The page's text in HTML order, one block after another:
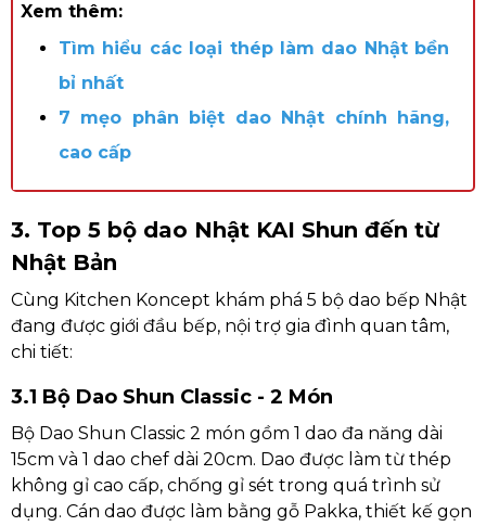
Xem thêm:
Tìm hiểu các loại thép làm dao Nhật bền
bỉ nhất
7 mẹo phân biệt dao Nhật chính hãng,
cao cấp
3. Top 5 bộ dao Nhật KAI Shun đến từ
Nhật Bản
Cùng Kitchen Koncept khám phá 5 bộ dao bếp Nhật
đang được giới đầu bếp, nội trợ gia đình quan tâm,
chi tiết:
3.1 Bộ Dao Shun Classic - 2 Món
Bộ Dao Shun Classic 2 món gồm 1 dao đa năng dài
15cm và 1 dao chef dài 20cm. Dao được làm từ thép
không gỉ cao cấp, chống gỉ sét trong quá trình sử
dụng. Cán dao được làm bằng gỗ Pakka, thiết kế gọn